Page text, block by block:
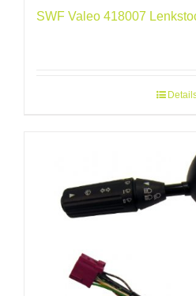
SWF Valeo 418007